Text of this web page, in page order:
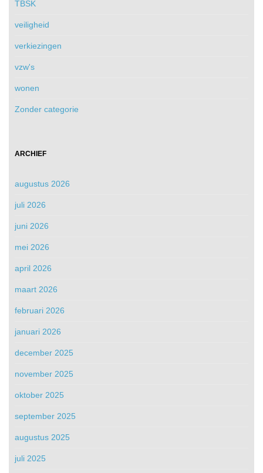
TBSK
veiligheid
verkiezingen
vzw's
wonen
Zonder categorie
ARCHIEF
augustus 2026
juli 2026
juni 2026
mei 2026
april 2026
maart 2026
februari 2026
januari 2026
december 2025
november 2025
oktober 2025
september 2025
augustus 2025
juli 2025